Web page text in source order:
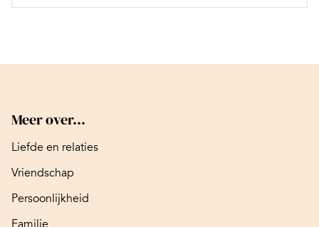
Meer over...
Liefde en relaties
Vriendschap
Persoonlijkheid